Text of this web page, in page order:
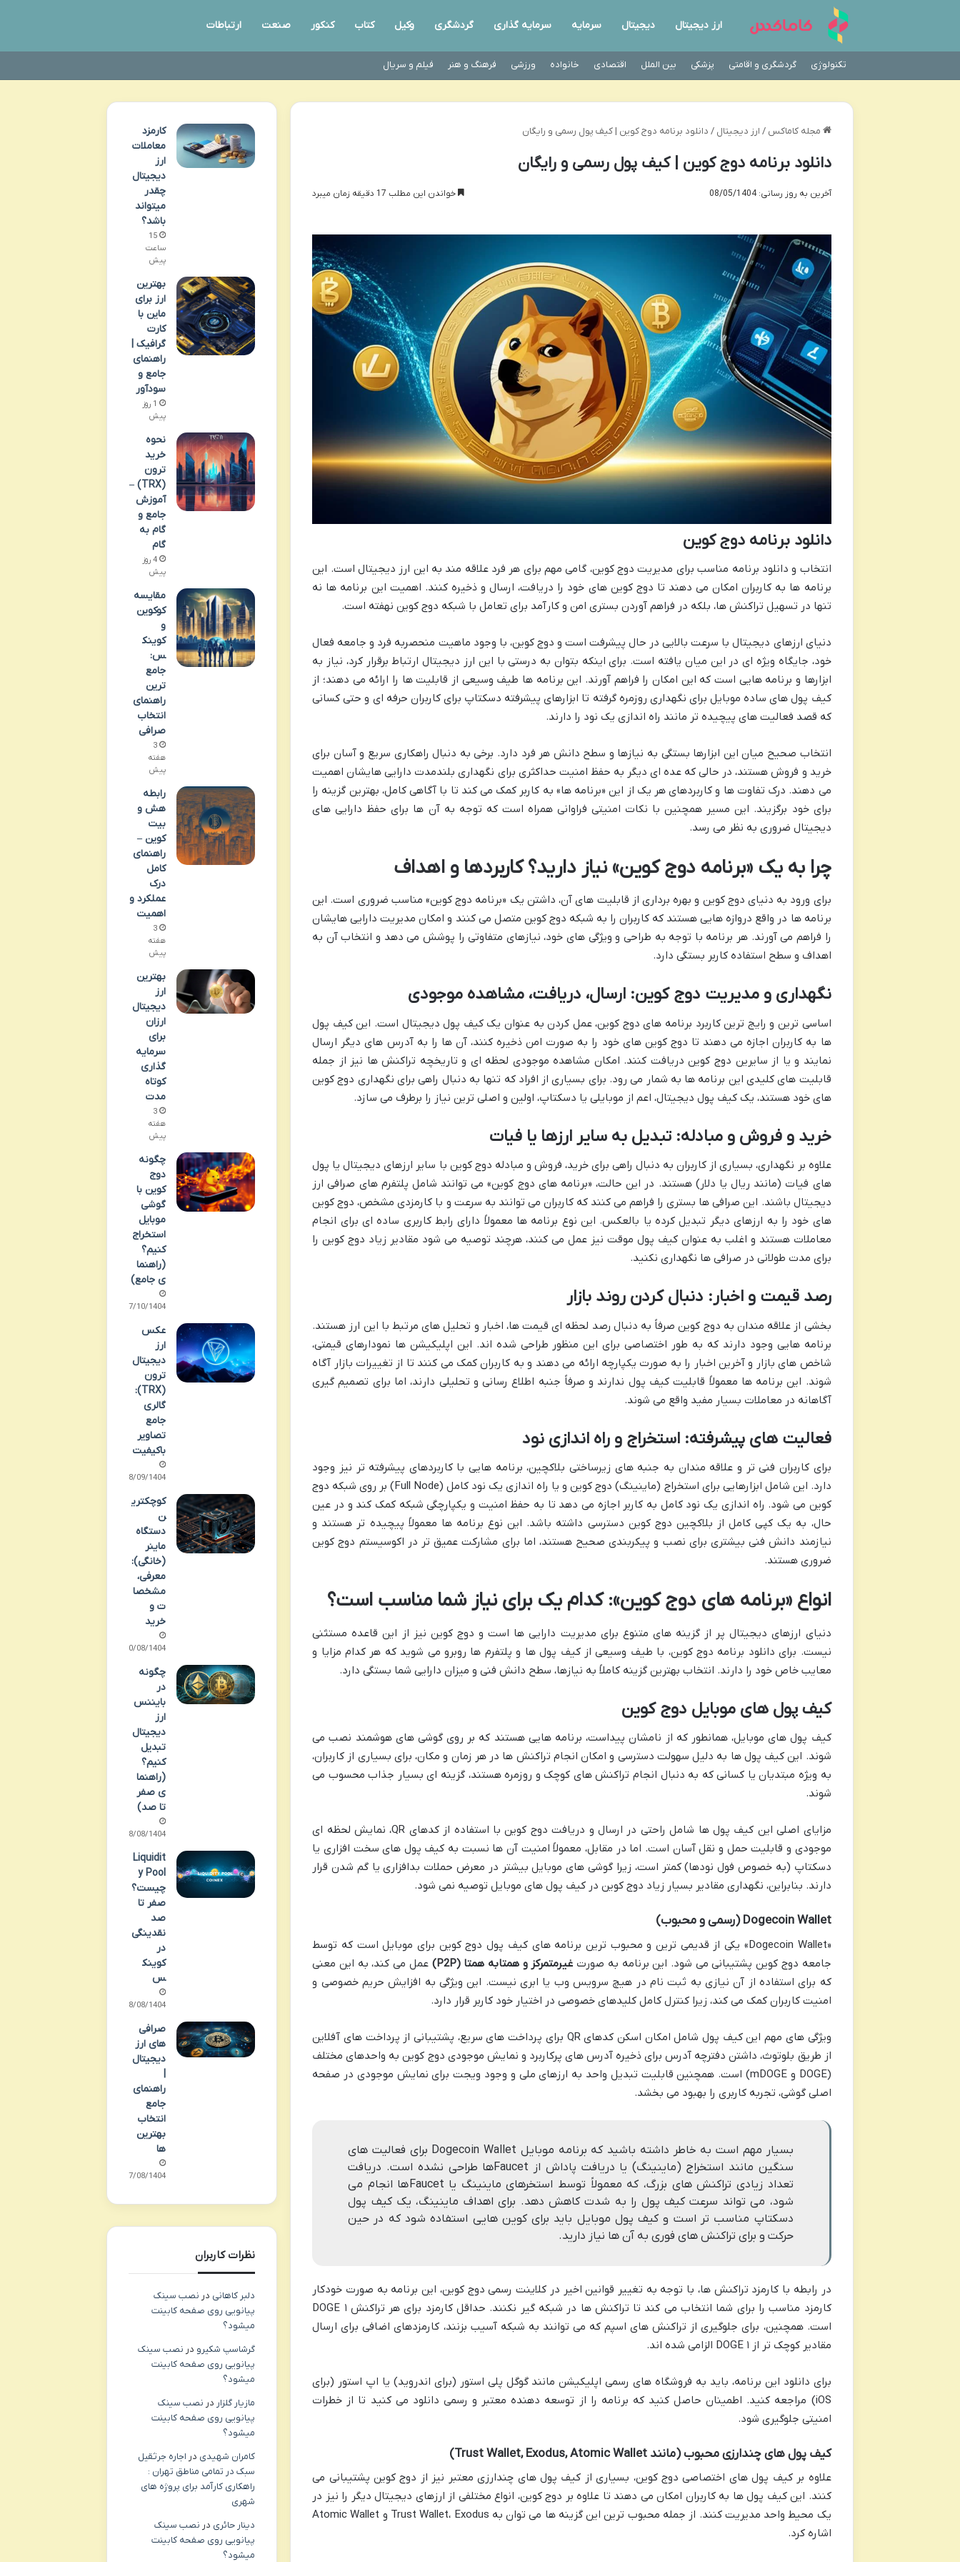
ارز دیجیتال دیجیتال سرمایه سرمایه گذاری گردشگری وکیل کتاب کنکور صنعت ارتباطات
تکنولوژی گردشگری و اقامتی پزشکی بین الملل اقتصادی خانواده ورزشی فرهنگ و هنر فیلم و سریال
مجله کاماکس / ارز دیجیتال / دانلود برنامه دوج کوین | کیف پول رسمی و رایگان
دانلود برنامه دوج کوین | کیف پول رسمی و رایگان
آخرین به روز رسانی: 08/05/1404 خواندن این مطلب 17 دقیقه زمان میبرد
دانلود برنامه دوج کوین
انتخاب و دانلود برنامه مناسب برای مدیریت دوج کوین، گامی مهم برای هر فرد علاقه مند به این ارز دیجیتال است. این
برنامه ها به کاربران امکان می دهند تا دوج کوین های خود را دریافت، ارسال و ذخیره کنند. اهمیت این برنامه ها نه
تنها در تسهیل تراکنش ها، بلکه در فراهم آوردن بستری امن و کارآمد برای تعامل با شبکه دوج کوین نهفته است.
دنیای ارزهای دیجیتال با سرعت بالایی در حال پیشرفت است و دوج کوین، با وجود ماهیت منحصربه فرد و جامعه فعال
خود، جایگاه ویژه ای در این میان یافته است. برای اینکه بتوان به درستی با این ارز دیجیتال ارتباط برقرار کرد، نیاز به
ابزارها و برنامه هایی است که این امکان را فراهم آورند. این برنامه ها طیف وسیعی از قابلیت ها را ارائه می دهند؛ از
کیف پول های ساده موبایل برای نگهداری روزمره گرفته تا ابزارهای پیشرفته دسکتاپ برای کاربران حرفه ای و حتی کسانی
که قصد فعالیت های پیچیده تر مانند راه اندازی یک نود را دارند.
انتخاب صحیح میان این ابزارها بستگی به نیازها و سطح دانش هر فرد دارد. برخی به دنبال راهکاری سریع و آسان برای
خرید و فروش هستند، در حالی که عده ای دیگر به حفظ امنیت حداکثری برای نگهداری بلندمدت دارایی هایشان اهمیت
می دهند. درک تفاوت ها و کاربردهای هر یک از این «برنامه ها» به کاربر کمک می کند تا با آگاهی کامل، بهترین گزینه را
برای خود برگزیند. این مسیر همچنین با نکات امنیتی فراوانی همراه است که توجه به آن ها برای حفظ دارایی های
دیجیتال ضروری به نظر می رسد.
چرا به یک «برنامه دوج کوین» نیاز دارید؟ کاربردها و اهداف
برای ورود به دنیای دوج کوین و بهره برداری از قابلیت های آن، داشتن یک «برنامه دوج کوین» مناسب ضروری است. این
برنامه ها در واقع دروازه هایی هستند که کاربران را به شبکه دوج کوین متصل می کنند و امکان مدیریت دارایی هایشان
را فراهم می آورند. هر برنامه با توجه به طراحی و ویژگی های خود، نیازهای متفاوتی را پوشش می دهد و انتخاب آن به
اهداف و سطح استفاده کاربر بستگی دارد.
نگهداری و مدیریت دوج کوین: ارسال، دریافت، مشاهده موجودی
اساسی ترین و رایج ترین کاربرد برنامه های دوج کوین، عمل کردن به عنوان یک کیف پول دیجیتال است. این کیف پول
ها به کاربران اجازه می دهند تا دوج کوین های خود را به صورت امن ذخیره کنند، آن ها را به آدرس های دیگر ارسال
نمایند و یا از سایرین دوج کوین دریافت کنند. امکان مشاهده موجودی لحظه ای و تاریخچه تراکنش ها نیز از جمله
قابلیت های کلیدی این برنامه ها به شمار می رود. برای بسیاری از افراد که تنها به دنبال راهی برای نگهداری دوج کوین
های خود هستند، یک کیف پول دیجیتال، اعم از موبایلی یا دسکتاپ، اولین و اصلی ترین نیاز را برطرف می سازد.
خرید و فروش و مبادله: تبدیل به سایر ارزها یا فیات
علاوه بر نگهداری، بسیاری از کاربران به دنبال راهی برای خرید، فروش و مبادله دوج کوین با سایر ارزهای دیجیتال یا پول
های فیات (مانند ریال یا دلار) هستند. در این حالت، «برنامه های دوج کوین» می توانند شامل پلتفرم های صرافی ارز
دیجیتال باشند. این صرافی ها بستری را فراهم می کنند که کاربران می توانند به سرعت و با کارمزدی مشخص، دوج کوین
های خود را به ارزهای دیگر تبدیل کرده یا بالعکس. این نوع برنامه ها معمولاً دارای رابط کاربری ساده ای برای انجام
معاملات هستند و اغلب به عنوان کیف پول موقت نیز عمل می کنند، هرچند توصیه می شود مقادیر زیاد دوج کوین را
برای مدت طولانی در صرافی ها نگهداری نکنید.
رصد قیمت و اخبار: دنبال کردن روند بازار
بخشی از علاقه مندان به دوج کوین صرفاً به دنبال رصد لحظه ای قیمت ها، اخبار و تحلیل های مرتبط با این ارز هستند.
برنامه هایی وجود دارند که به طور اختصاصی برای این منظور طراحی شده اند. این اپلیکیشن ها نمودارهای قیمتی،
شاخص های بازار و آخرین اخبار را به صورت یکپارچه ارائه می دهند و به کاربران کمک می کنند تا از تغییرات بازار آگاه
شوند. این برنامه ها معمولاً قابلیت کیف پول ندارند و صرفاً جنبه اطلاع رسانی و تحلیلی دارند، اما برای تصمیم گیری
آگاهانه در معاملات بسیار مفید واقع می شوند.
فعالیت های پیشرفته: استخراج و راه اندازی نود
برای کاربران فنی تر و علاقه مندان به جنبه های زیرساختی بلاکچین، برنامه هایی با کاربردهای پیشرفته تر نیز وجود
دارد. این شامل ابزارهایی برای استخراج (ماینینگ) دوج کوین و یا راه اندازی یک نود کامل (Full Node) بر روی شبکه دوج
کوین می شود. راه اندازی یک نود کامل به کاربر اجازه می دهد تا به حفظ امنیت و یکپارچگی شبکه کمک کند و در عین
حال، به یک کپی کامل از بلاکچین دوج کوین دسترسی داشته باشد. این نوع برنامه ها معمولاً پیچیده تر هستند و
نیازمند دانش فنی بیشتری برای نصب و پیکربندی صحیح هستند، اما برای مشارکت عمیق تر در اکوسیستم دوج کوین
ضروری هستند.
انواع «برنامه های دوج کوین»: کدام یک برای نیاز شما مناسب است؟
دنیای ارزهای دیجیتال پر از گزینه های متنوع برای مدیریت دارایی ها است و دوج کوین نیز از این قاعده مستثنی
نیست. برای دانلود برنامه دوج کوین، با طیف وسیعی از کیف پول ها و پلتفرم ها روبرو می شوید که هر کدام مزایا و
معایب خاص خود را دارند. انتخاب بهترین گزینه کاملاً به نیازها، سطح دانش فنی و میزان دارایی شما بستگی دارد.
کیف پول های موبایل دوج کوین
کیف پول های موبایل، همانطور که از نامشان پیداست، برنامه هایی هستند که بر روی گوشی های هوشمند نصب می
شوند. این کیف پول ها به دلیل سهولت دسترسی و امکان انجام تراکنش ها در هر زمان و مکان، برای بسیاری از کاربران،
به ویژه مبتدیان یا کسانی که به دنبال انجام تراکنش های کوچک و روزمره هستند، گزینه ای بسیار جذاب محسوب می
شوند.
مزایای اصلی این کیف پول ها شامل راحتی در ارسال و دریافت دوج کوین با استفاده از کدهای QR، نمایش لحظه ای
موجودی و قابلیت حمل و نقل آسان است. اما در مقابل، معمولاً امنیت آن ها نسبت به کیف پول های سخت افزاری یا
دسکتاپ (به خصوص فول نودها) کمتر است، زیرا گوشی های موبایل بیشتر در معرض حملات بدافزاری یا گم شدن قرار
دارند. بنابراین، نگهداری مقادیر بسیار زیاد دوج کوین در کیف پول های موبایل توصیه نمی شود.
Dogecoin Wallet (رسمی و محبوب)
«Dogecoin Wallet» یکی از قدیمی ترین و محبوب ترین برنامه های کیف پول دوج کوین برای موبایل است که توسط
جامعه دوج کوین پشتیبانی می شود. این برنامه به صورت غیرمتمرکز و همتابه همتا (P2P)
عمل می کند، به این معنی
که برای استفاده از آن نیازی به ثبت نام در هیچ سرویس وب یا ابری نیست. این ویژگی به افزایش حریم خصوصی و
امنیت کاربران کمک می کند، زیرا کنترل کامل کلیدهای خصوصی در اختیار خود کاربر قرار دارد.
ویژگی های مهم این کیف پول شامل امکان اسکن کدهای QR برای پرداخت های سریع، پشتیبانی از پرداخت های آفلاین
از طریق بلوتوث، داشتن دفترچه آدرس برای ذخیره آدرس های پرکاربرد و نمایش موجودی دوج کوین به واحدهای مختلف
(DOGE و mDOGE) است. همچنین قابلیت تبدیل واحد به ارزهای ملی و وجود ویجت برای نمایش موجودی در صفحه
اصلی گوشی، تجربه کاربری را بهبود می بخشد.
بسیار مهم است به خاطر داشته باشید که برنامه موبایل Dogecoin Wallet برای فعالیت های
سنگین مانند استخراج (ماینینگ) یا دریافت پاداش از Faucetها طراحی نشده است. دریافت
تعداد زیادی تراکنش های بزرگ، که معمولاً توسط استخرهای ماینینگ یا Faucetها انجام می
شود، می تواند سرعت کیف پول را به شدت کاهش دهد. برای اهداف ماینینگ، یک کیف پول
دسکتاپ مناسب تر است و کیف پول موبایل باید برای کوین هایی استفاده شود که در حین
حرکت و برای تراکنش های فوری به آن ها نیاز دارید.
در رابطه با کارمزد تراکنش ها، با توجه به تغییر قوانین اخیر در کلاینت رسمی دوج کوین، این برنامه به صورت خودکار
کارمزد مناسب را برای شما انتخاب می کند تا تراکنش ها در شبکه گیر نکنند. حداقل کارمزد برای هر تراکنش ۱ DOGE
است. همچنین، برای جلوگیری از تراکنش های اسپم که می توانند به شبکه آسیب بزنند، کارمزدهای اضافی برای ارسال
مقادیر کوچک تر از ۱ DOGE الزامی شده اند.
برای دانلود این برنامه، باید به فروشگاه های رسمی اپلیکیشن مانند گوگل پلی استور (برای اندروید) یا اپ استور (برای
iOS) مراجعه کنید. اطمینان حاصل کنید که برنامه را از توسعه دهنده معتبر و رسمی دانلود می کنید تا از خطرات
امنیتی جلوگیری شود.
کیف پول های چندارزی محبوب (مانند Trust Wallet, Exodus, Atomic Wallet)
علاوه بر کیف پول های اختصاصی دوج کوین، بسیاری از کیف پول های چندارزی معتبر نیز از دوج کوین پشتیبانی می
کنند. این کیف پول ها به کاربران امکان می دهند تا علاوه بر دوج کوین، انواع مختلفی از ارزهای دیجیتال دیگر را نیز در
یک محیط واحد مدیریت کنند. از جمله محبوب ترین این گزینه ها می توان به Trust Wallet، Exodus و Atomic Wallet
اشاره کرد.
کارمزد
معاملات
ارز
دیجیتال
چقدر
میتواند
باشد؟
15
ساعت
پیش
بهترین
ارز برای
ماین با
کارت
گرافیک |
راهنمای
جامع و
سودآور
1 روز
پیش
نحوه
خرید
ترون
(TRX) –
آموزش
جامع و
گام به
گام
4 روز
پیش
مقایسه
کوکوین
و
کوینک
س:
جامع
ترین
راهنمای
انتخاب
صرافی
3
هفته
پیش
رابطه
هش و
بیت
کوین –
راهنمای
کامل
درک
عملکرد و
اهمیت
3
هفته
پیش
بهترین
ارز
دیجیتال
ارزان
برای
سرمایه
گذاری
کوتاه
مدت
3
هفته
پیش
چگونه
دوج
کوین با
گوشی
موبایل
استخراج
کنیم؟
(راهنما
ی جامع)
07/10/1404
عکس
ارز
دیجیتال
ترون
(TRX):
گالری
جامع
تصاویر
باکیفیت
08/09/1404
کوچکتری
ن
دستگاه
ماینر
(خانگی):
معرفی،
مشخصا
ت و
خرید
20/08/1404
چگونه
در
بایننس
ارز
دیجیتال
تبدیل
کنیم؟
(راهنما
ی صفر
تا صد)
18/08/1404
Liquidit
y Pool
چیست؟
صفر تا
صد
نقدینگی
در
کوینک
س
18/08/1404
صرافی
های ارز
دیجیتال
|
راهنمای
جامع
انتخاب
بهترین
ها
17/08/1404
نظرات کاربران
دلبر کاهانی در نصب سینک
پیانویی روی صفحه کابینت
میشود؟
گرشاسپ شکیرو در نصب سینک
پیانویی روی صفحه کابینت
میشود؟
مازیار گلزار در نصب سینک
پیانویی روی صفحه کابینت
میشود؟
کامران شهیدی در اجاره جرثقیل
سبک در تمامی مناطق تهران :
راهکاری کارآمد برای پروژه های
شهری
دینار حائری در نصب سینک
پیانویی روی صفحه کابینت
میشود؟